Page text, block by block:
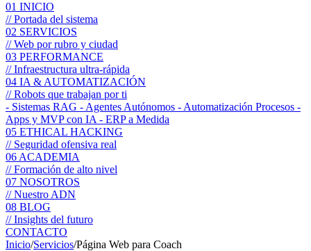
01 INICIO
// Portada del sistema
02 SERVICIOS
// Web por rubro y ciudad
03 PERFORMANCE
// Infraestructura ultra-rápida
04 IA & AUTOMATIZACIÓN
// Robots que trabajan por ti
- Sistemas RAG - Agentes Autónomos - Automatización Procesos -
Apps y MVP con IA - ERP a Medida
05 ETHICAL HACKING
// Seguridad ofensiva real
06 ACADEMIA
// Formación de alto nivel
07 NOSOTROS
// Nuestro ADN
08 BLOG
// Insights del futuro
CONTACTO
Inicio/Servicios/Página Web para Coach